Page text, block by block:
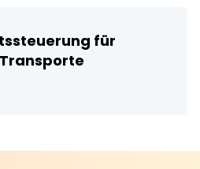
für